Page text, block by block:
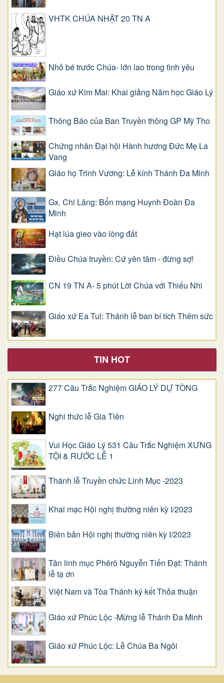
VHTK CHÚA NHẬT 20 TN A
Nhỏ bé trước Chúa- lớn lao trong tình yêu
Giáo xứ Kim Mai: Khai giảng Năm học Giáo Lý
Thông Báo của Ban Truyền thông GP Mỹ Tho
Chứng nhân Đại hội Hành hương Đức Mẹ La
Vang
Giáo họ Trinh Vương: Lễ kính Thánh Đa Minh
Gx. Chi Lăng: Bổn mạng Huynh Đoàn Đa
Minh
Hạt lúa gieo vào lòng đất
Điều Chúa truyền: Cứ yên tâm - đừng sợ!
CN 19 TN A- 5 phút Lời Chúa với Thiếu Nhi
Giáo xứ Ea Tul: Thánh lễ ban bí tích Thêm sức
TIN HOT
277 Câu Trắc Nghiệm GIÁO LÝ DỰ TÒNG
Nghi thức lễ Gia Tiên
Vui Học Giáo Lý 531 Câu Trắc Nghiệm XƯNG
TỘI & RƯỚC LỄ 1
Thánh lễ Truyền chức Linh Mục -2023
Khai mạc Hội nghị thường niên kỳ I/2023
Biên bản Hội nghị thường niên kỳ I/2023
Tân linh mục Phêrô Nguyễn Tiến Đạt: Thánh
lễ tạ ơn
Việt Nam và Tòa Thánh ký kết Thỏa thuận
Giáo xứ Phúc Lộc -Mừng lễ Thánh Đa Minh
Giáo xứ Phúc Lộc: Lễ Chúa Ba Ngôi